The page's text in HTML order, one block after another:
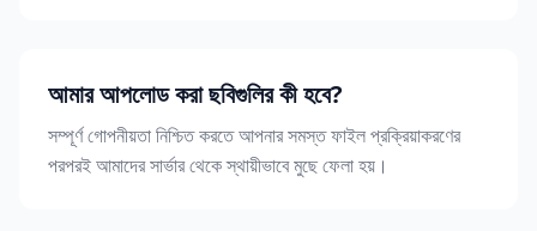
আমার আপলোড করা ছবিগুলির কী হবে?
সম্পূর্ণ গোপনীয়তা নিশ্চিত করতে আপনার সমস্ত ফাইল প্রক্রিয়াকরণের
পরপরই আমাদের সার্ভার থেকে স্থায়ীভাবে মুছে ফেলা হয়।